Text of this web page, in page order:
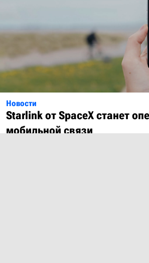
Новости
Starlink от SpaceX станет
мобильной связи